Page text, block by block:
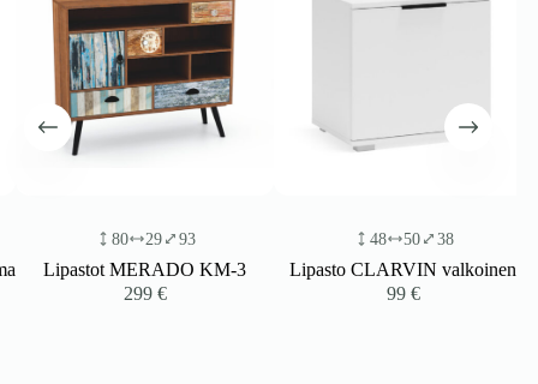
80 29 93
Lipastot MERADO KM-3
299€
48 50 38
Lipasto CLARVIN valkoinen
99€